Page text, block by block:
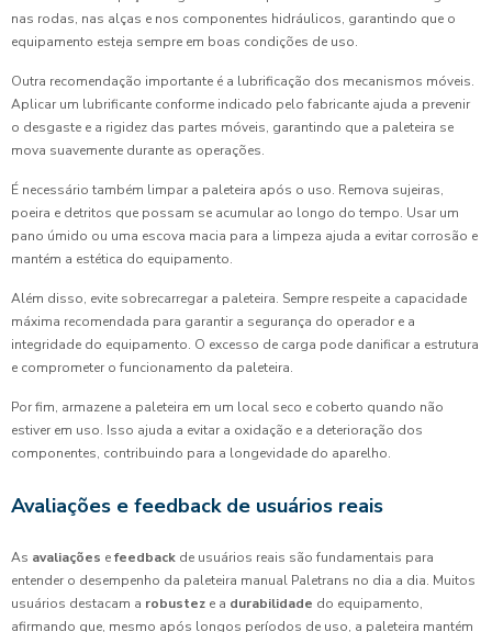
nas rodas, nas alças e nos componentes hidráulicos, garantindo que o
equipamento esteja sempre em boas condições de uso.
Outra recomendação importante é a lubrificação dos mecanismos móveis.
Aplicar um lubrificante conforme indicado pelo fabricante ajuda a prevenir
o desgaste e a rigidez das partes móveis, garantindo que a paleteira se
mova suavemente durante as operações.
É necessário também limpar a paleteira após o uso. Remova sujeiras,
poeira e detritos que possam se acumular ao longo do tempo. Usar um
pano úmido ou uma escova macia para a limpeza ajuda a evitar corrosão e
mantém a estética do equipamento.
Além disso, evite sobrecarregar a paleteira. Sempre respeite a capacidade
máxima recomendada para garantir a segurança do operador e a
integridade do equipamento. O excesso de carga pode danificar a estrutura
e comprometer o funcionamento da paleteira.
Por fim, armazene a paleteira em um local seco e coberto quando não
estiver em uso. Isso ajuda a evitar a oxidação e a deterioração dos
componentes, contribuindo para a longevidade do aparelho.
Avaliações e feedback de usuários reais
As avaliações efeedback de usuários reais são fundamentais para
entender o desempenho da paleteira manual Paletrans no dia a dia. Muitos
usuários destacam a robustez e a durabilidade do equipamento,
afirmando que, mesmo após longos períodos de uso, a paleteira mantém